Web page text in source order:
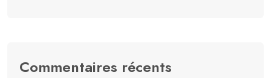
Commentaires récents